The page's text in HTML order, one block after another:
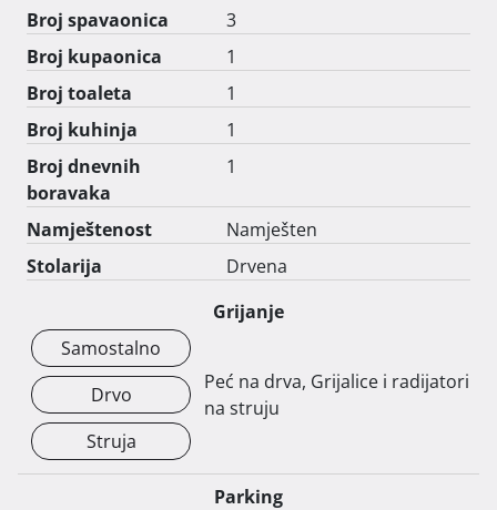
kuće iz snova za odmor ili iznajmljivanje.
Sva dokumentacija vezana uz nekretninu je uredna te
se može kupiti i na kredit.
Cijena kuće je 600.000eura
Kontakt:091/9066216
Broj spavaonica
3
Broj kupaonica
1
Broj toaleta
1
Broj kuhinja
1
Broj dnevnih
boravaka
1
Namještenost
Namješten
Stolarija
Drvena
Grijanje
Samostalno
Drvo
Struja
Peć na drva, Grijalice i radijatori
na struju
Parking